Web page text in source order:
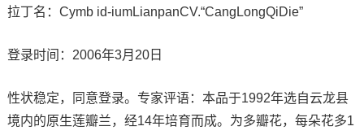
拉丁名：Cymb id-iumLianpanCV.“CangLongQiDie”
登录时间：2006年3月20日
性状稳定，同意登录。专家评语：本品于1992年选自云龙县
境内的原生莲瓣兰，经14年培育而成。为多瓣花，每朵花多1